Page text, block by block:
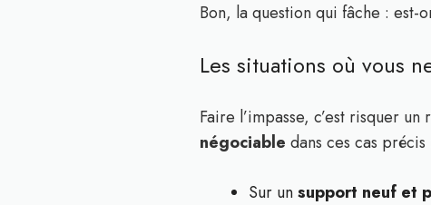
Bon, la question qui fâche : est-
Les situations où vous
Faire l’impasse, c’est risquer un
négociable dans ces cas précis
Sur unsupport neuf et